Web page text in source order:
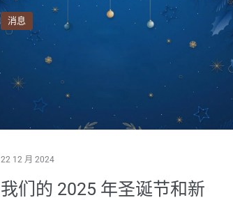
消息
22 12 月 2024
我们的 2025 年圣诞节和新